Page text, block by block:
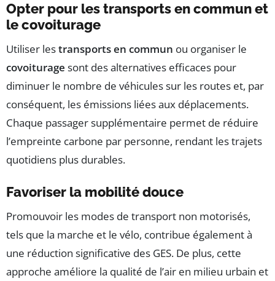
Opter pour les transports en commun et
le covoiturage
Utiliser lestransports en commun ou organiser le
covoiturage sont des alternatives efficaces pour
diminuer le nombre de véhicules sur les routes et, par
conséquent, les émissions liées aux déplacements.
Chaque passager supplémentaire permet de réduire
l’empreinte carbone par personne, rendant les trajets
quotidiens plus durables.
Favoriser la mobilité douce
Promouvoir les modes de transport non motorisés,
tels que la marche et le vélo, contribue également à
une réduction significative des GES. De plus, cette
approche améliore la qualité de l’air en milieu urbain et